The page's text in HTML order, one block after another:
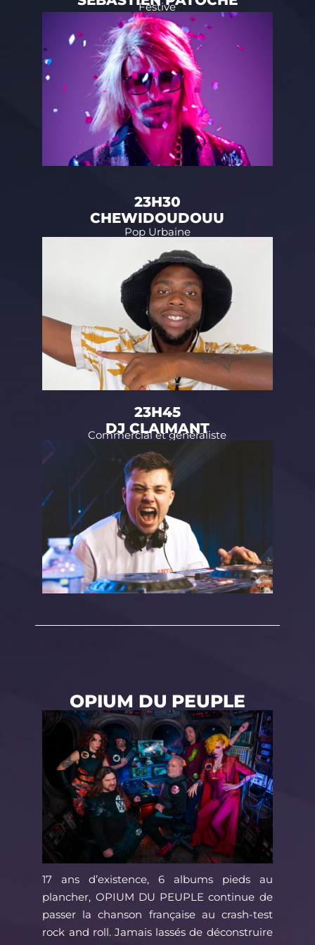
Festive
23H30
CHEWIDOUDOUU
Pop Urbaine
23H45
DJ CLAIMANT
Commercial et généraliste
OPIUM DU PEUPLE
17 ans d’existence, 6 albums pieds au
plancher, OPIUM DU PEUPLE continue de
passer la chanson française au crash-test
rock and roll. Jamais lassés de déconstruire